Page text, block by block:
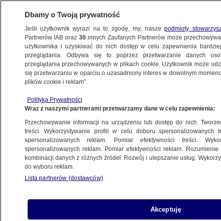
POLSKA
Kaczyński o "zdradzieckiej władzy
w Polsce"
10.11.2025, 11:56
Udostępnij
Dbamy o Twoją prywatność
Jeśli użytkownik wyrazi na to zgodę, my, naszepodmioty
Partnerów IAB oraz30 innych Zaufanych Partnerów może
użytkownika i uzyskiwać do nich dostęp w celu zapewnienia
przeglądania. Odbywa się to poprzez przetwarzanie danych
przeglądania przechowywanych w plikach cookie. Użytkownik może
się przetwarzaniu w oparciu o uzasadniony interes w dowolnym
plików cookie i reklam”.
Polityka Prywatności
Wraz z naszymi partnerami przetwarzamy dane w celu zapewnienia:
Przechowywanie informacji na urządzeniu lub dostęp do nich.
treści. Wykorzystywanie profili w celu doboru spersonalizowanych
spersonalizowanych reklam. Pomiar efektywności treści.
spersonalizowanych reklam. Pomiar efektywności reklam.
kombinacji danych z różnych źródeł. Rozwój i ulepszanie usług.
do wyboru reklam.
Lista partnerów (dostawców)
Akceptuję